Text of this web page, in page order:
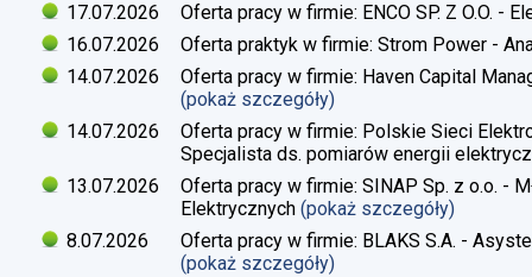
17.07.2026
Oferta pracy w firmie: ENCO SP. Z O.O. -
16.07.2026
Oferta praktyk w firmie: Strom Power -
14.07.2026
Oferta pracy w firmie: Haven Capital
(pokaż szczegóły)
14.07.2026
Oferta pracy w firmie: Polskie Sieci
Specjalista ds. pomiarów energii
13.07.2026
Oferta pracy w firmie: SINAP Sp. z o.o. -
Elektrycznych (pokaż szczegóły)
8.07.2026
Oferta pracy w firmie: BLAKS S.A. -
(pokaż szczegóły)